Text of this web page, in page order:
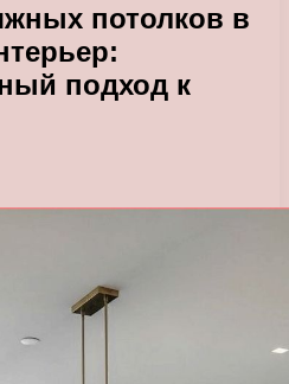
потолков в
подход к